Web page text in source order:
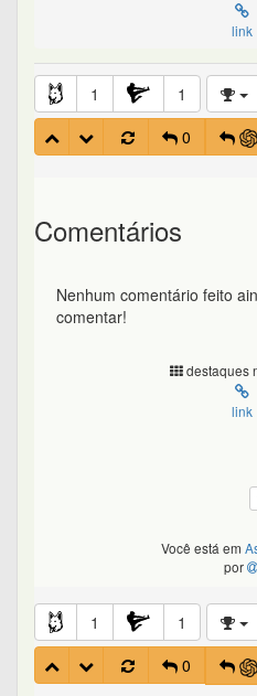
link
1 1
0
Comentários
Nenhum comentário feito
comentar!
destaques
link
Você está em
por
1 1
0